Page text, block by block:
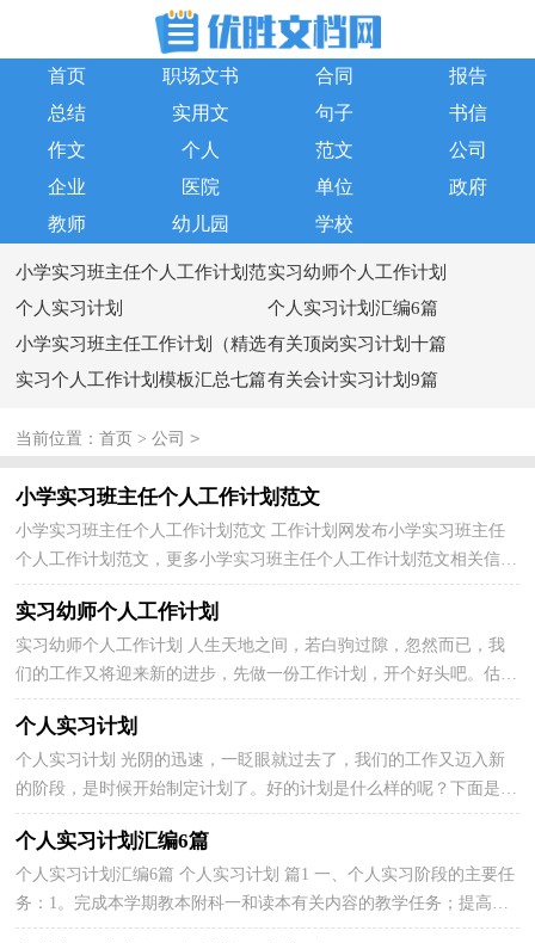
首页 职场文书 合同
报告
总结
实用文 句子
书信
作文
个人 范文
公司
企业
医院 单位
政府
教师
幼儿园 学校
小学实习班主任个人工作计划范
文
实习幼师个人工作计划
个人实习计划
个人实习计划汇编6篇
小学实习班主任工作计划（精选
5篇）
有关顶岗实习计划十篇
实习个人工作计划模板汇总七篇有关会计实习计划9篇
当前位置：首页 >公司 >
小学实习班主任个人工作计划范文
小学实习班主任个人工作计划范文 工作计划网发布小学实习班主任
个人工作计划范文，更多小学实习班主任个人工作计划范文相关信息
请访问工作计划网工作计划频道。★工作计划是...
实习幼师个人工作计划
实习幼师个人工作计划 人生天地之间，若白驹过隙，忽然而已，我
们的工作又将迎来新的进步，先做一份工作计划，开个好头吧。估计
许多人是想得很多，但不会写，下面是小编精心整理的实习幼...
个人实习计划
个人实习计划 光阴的迅速，一眨眼就过去了，我们的工作又迈入新
的阶段，是时候开始制定计划了。好的计划是什么样的呢？下面是小
编精心整理的个人实习计划，欢迎大家分享。 个人实习计...
个人实习计划汇编6篇
个人实习计划汇编6篇 个人实习计划 篇1 一、个人实习阶段的主要任
务：1。完成本学期教本附科一和读本有关内容的教学任务；提高教
学能力；2。加强基础练习，落实专题训练，努力提高学...